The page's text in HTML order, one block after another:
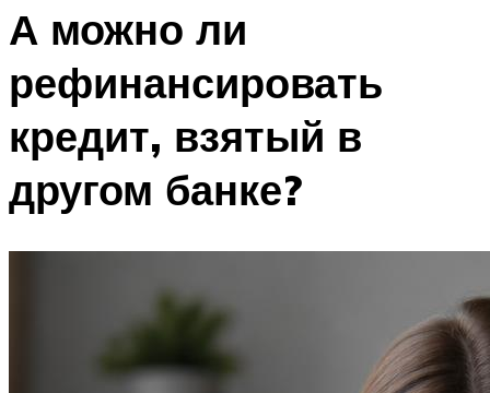
А можно ли
рефинансировать
кредит, взятый в
другом банке?